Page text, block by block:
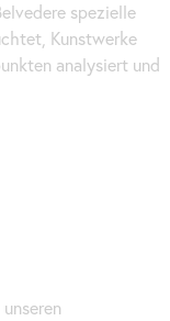
spezielle
Kunstwerke
analysiert und